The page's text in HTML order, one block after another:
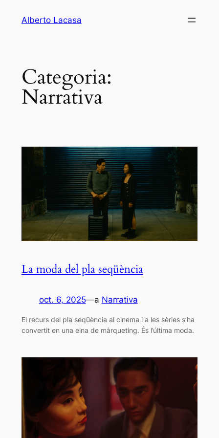
Alberto Lacasa
Categoria:
Narrativa
La moda del pla seqüència
oct. 6, 2025—a Narrativa
El recurs del pla seqüència al cinema i a les sèries s’ha
convertit en una eina de màrqueting. És l’última moda.